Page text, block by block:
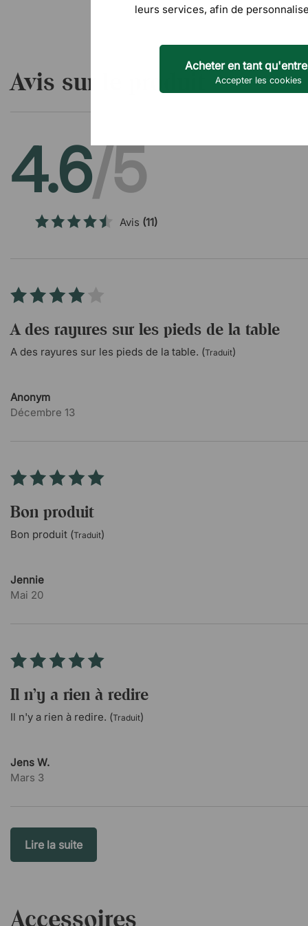
leurs services, afin de
Acheter en tant
Accepter les cookies
Avis sur le produit
4.6/5
Avis (11)
A des rayures sur les pieds de la table
A des rayures sur les pieds de la table. (Traduit)
Anonym
Décembre 13
Bon produit
Bon produit (Traduit)
Jennie
Mai 20
Il n'y a rien à redire
Il n'y a rien à redire. (Traduit)
Jens W.
Mars 3
Lire la suite
Accessoires